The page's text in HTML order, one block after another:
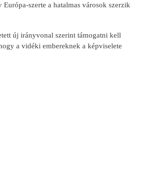
szerte a hatalmas városok szerzik
új irányvonal szerint támogatni kell
a vidéki embereknek a képviselete